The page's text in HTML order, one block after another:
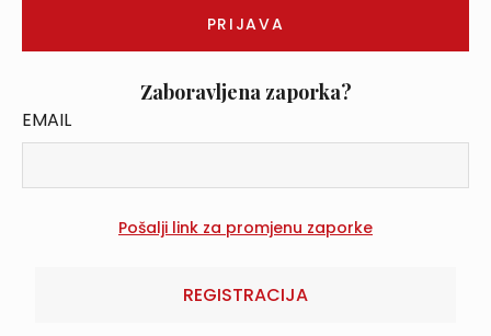
Zaboravljena zaporka?
EMAIL
REGISTRACIJA